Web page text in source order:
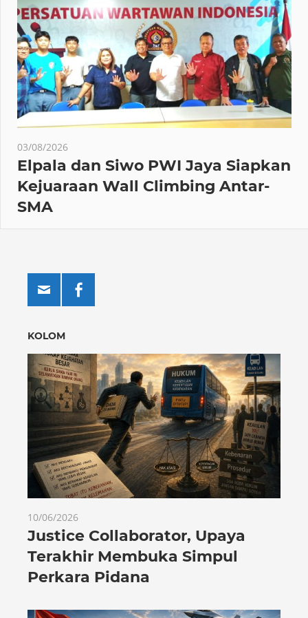
03/08/2026
Elpala dan Siwo PWI Jaya Siapkan
Kejuaraan Wall Climbing Antar-
SMA
KOLOM
10/06/2026
Justice Collaborator, Upaya
Terakhir Membuka Simpul
Perkara Pidana